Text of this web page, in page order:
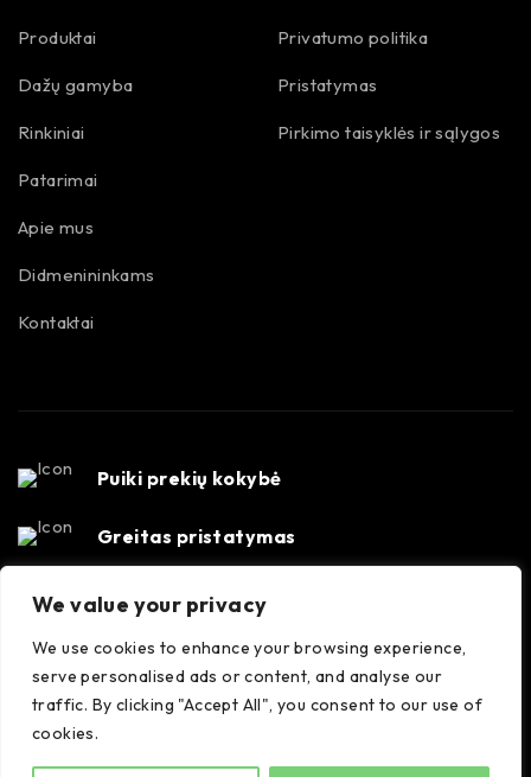
We value your privacy
We use cookies to enhance your browsing experience,
serve personalised ads or content, and analyse our
traffic. By clicking "Accept All", you consent to our use of
cookies.
Produktai
Dažų gamyba
Rinkiniai
Patarimai
Apie mus
Didmenininkams
Kontaktai
Privatumo politika
Pristatymas
Pirkimo taisyklės ir sąlygos
Puiki prekių kokybė
Greitas pristatymas
Susisiekime
35556